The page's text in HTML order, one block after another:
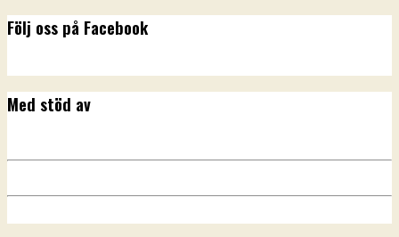
Följ oss på Facebook
Med stöd av